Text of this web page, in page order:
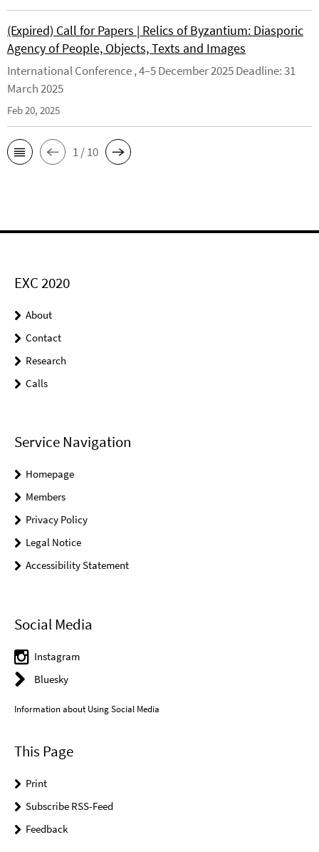
(Expired) Call for Papers | Relics of Byzantium: Diasporic
Agency of People, Objects, Texts and Images
International Conference , 4–5 December 2025 Deadline: 31
March 2025
Feb 20, 2025
1 / 10
EXC 2020
About
Contact
Research
Calls
Service Navigation
Homepage
Members
Privacy Policy
Legal Notice
Accessibility Statement
Social Media
Instagram
Bluesky
Information about Using Social Media
This Page
Print
Subscribe RSS-Feed
Feedback